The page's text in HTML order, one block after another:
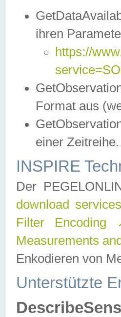
ihren
https://
Format aus
einer Zeitreihe.
INSPIRE
Der
download
Filter Encoding
Measurements
Enkodieren von
Unterstützte